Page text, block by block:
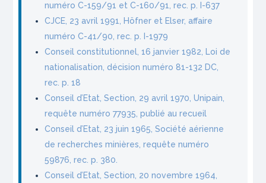
numéro C-159/91 et C-160/91, rec. p. I-637
CJCE, 23 avril 1991, Höfner et Elser, affaire
numéro C-41/90, rec. p. I-1979
Conseil constitutionnel, 16 janvier 1982, Loi de
nationalisation, décision numéro 81-132 DC,
rec. p. 18
Conseil d’Etat, Section, 29 avril 1970, Unipain,
requête numéro 77935, publié au recueil
Conseil d’Etat, 23 juin 1965, Société aérienne
de recherches minières, requête numéro
59876, rec. p. 380.
Conseil d’Etat, Section, 20 novembre 1964,